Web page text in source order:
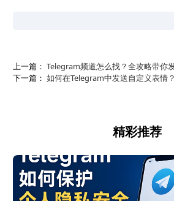
上一篇： Telegram频道怎么找？全攻略带你
下一篇： 如何在Telegram中发送自定义表情？
精彩推荐